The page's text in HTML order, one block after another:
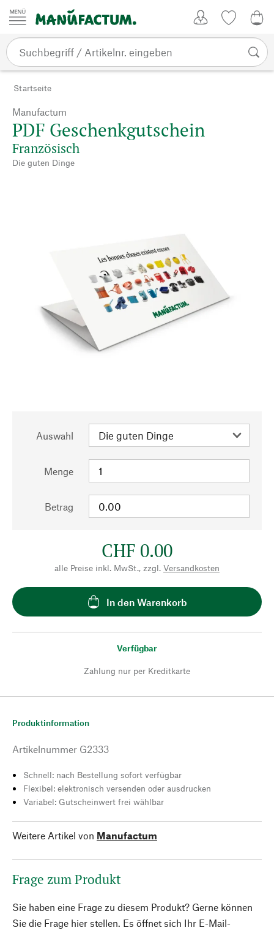
Zum Inhalt springen
Startseite
Manufactum
PDF Geschenkgutschein
Französisch
Die guten Dinge
Auswahl
Menge
Betrag
CHF 0.00
alle Preise inkl. MwSt., zzgl. Versandkosten
In den Warenkorb
Verfügbar
Zahlung nur per Kreditkarte
Produktinformation
Artikelnummer G2333
Schnell: nach Bestellung sofort verfügbar
Flexibel: elektronisch versenden oder ausdrucken
Variabel: Gutscheinwert frei wählbar
Weitere Artikel von Manufactum
Frage zum Produkt
Sie haben eine Frage zu diesem Produkt? Gerne können
Sie die Frage hier stellen. Es öffnet sich Ihr E-Mail-